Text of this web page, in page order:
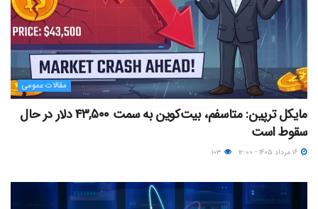
مقالات عمومی
مایکل ترپین: متاسفم، بیت‌کوین به سمت ۴۳,۵۰۰ دلار در حال
سقوط است